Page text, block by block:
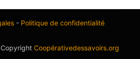
- Politique de confidentialité
Copyright Coopérativedessavoirs.org